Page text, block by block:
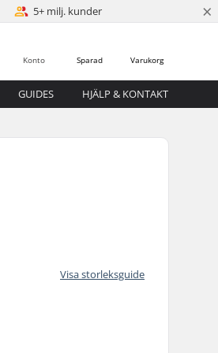
5+ milj. kunder ×
Varukorg
Sparad
Konto
GUIDES HJÄLP & KONTAKT
Visa storleksguide